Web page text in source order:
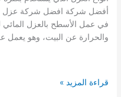
أفضل شركة افضل شركة عزل
في عمل الأسطح بالعزل المائي
والحرارة عن البيت، وهو يعمل
افضل
قراءة المزيد »